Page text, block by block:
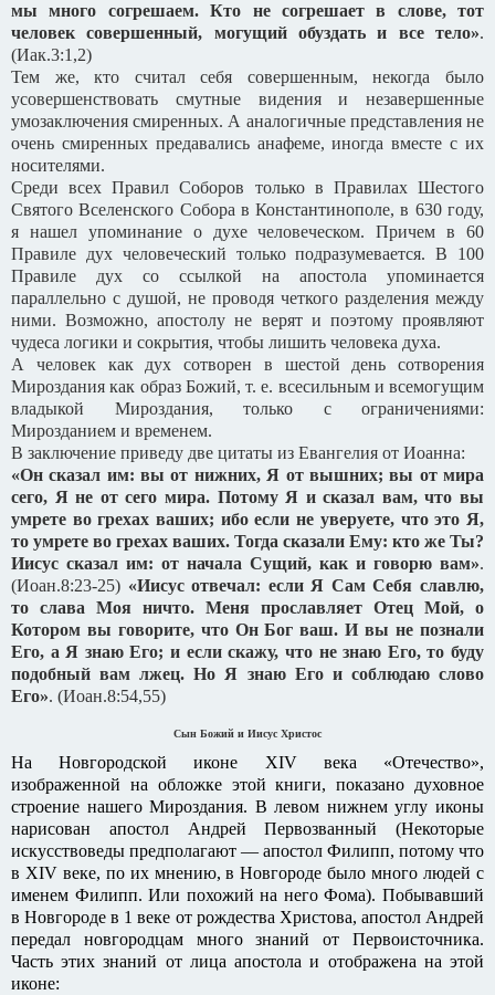
мы много согрешаем. Кто не согрешает в слове, тот
человек совершенный, могущий обуздать и все тело».
(Иак.3:1,2)
Тем же, кто считал себя совершенным, некогда было
усовершенствовать смутные видения и незавершенные
умозаключения смиренных. А аналогичные представления не
очень смиренных предавались анафеме, иногда вместе с их
носителями.
Среди всех Правил Соборов только в Правилах Шестого
Святого Вселенского Собора в Константинополе, в 630 году,
я нашел упоминание о духе человеческом. Причем в 60
Правиле дух человеческий только подразумевается. В 100
Правиле дух со ссылкой на апостола упоминается
параллельно с душой, не проводя четкого разделения между
ними. Возможно, апостолу не верят и поэтому проявляют
чудеса логики и сокрытия, чтобы лишить человека духа.
А человек как дух сотворен в шестой день сотворения
Мироздания как образ Божий, т. е. всесильным и всемогущим
владыкой Мироздания, только с ограничениями:
Мирозданием и временем.
В заключение приведу две цитаты из Евангелия от Иоанна:
«Он сказал им: вы от нижних, Я от вышних; вы от мира
сего, Я не от сего мира. Потому Я и сказал вам, что вы
умрете во грехах ваших; ибо если не уверуете, что это Я,
то умрете во грехах ваших. Тогда сказали Ему: кто же Ты?
Иисус сказал им: от начала Сущий, как и говорю вам».
(Иоан.8:23-25) «Иисус отвечал: если Я Сам Себя славлю,
то слава Моя ничто. Меня прославляет Отец Мой, о
Котором вы говорите, что Он Бог ваш. И вы не познали
Его, а Я знаю Его; и если скажу, что не знаю Его, то буду
подобный вам лжец. Но Я знаю Его и соблюдаю слово
Его». (Иоан.8:54,55)
Сын Божий и Иисус Христос
На Новгородской иконе XIV века «Отечество»,
изображенной на обложке этой книги, показано духовное
строение нашего Мироздания. В левом нижнем углу иконы
нарисован апостол Андрей Первозванный (Некоторые
искусствоведы предполагают — апостол Филипп, потому что
в XIV веке, по их мнению, в Новгороде было много людей с
именем Филипп. Или похожий на него Фома). Побывавший
в Новгороде в 1 веке от рождества Христова, апостол Андрей
передал новгородцам много знаний от Первоисточника.
Часть этих знаний от лица апостола и отображена на этой
иконе: